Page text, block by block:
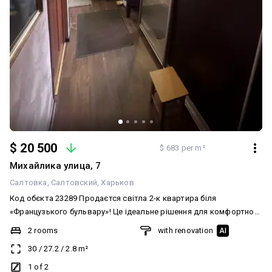
$ 20 500 $ 683 per m²
Михайлика улица, 7
Салтовка Салтовский Харьков
Код обєкта 23289 Продаєтся світла 2-к квартира біля
«Французького бульвару»! Це ідеальне рішення для комфортного
життя або вигідної оренди в районі з розвиненою
інфраструктурою. Чому варто обрати саме цю квартиру: У
коридорі встановлена велика та містка шафа-купе з
дзеркальними дверима в повний зріст. Функціональна
2 rooms
30 / 27.2/2.8m²
1 of 2
with renovation AI